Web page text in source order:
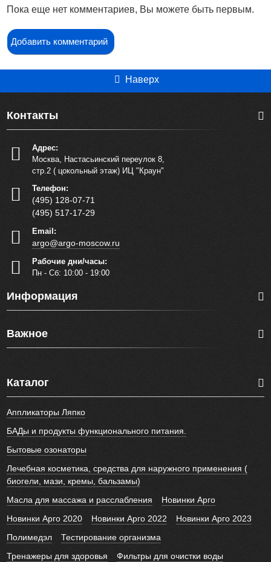
Пока еще нет комментариев, Вы можете быть первым.
Добавить комментарий
Наверх
Контакты
Адрес:
Москва, Настасьинский переулок 8,
стр.2 ( цокольный этаж) ИЦ "Краун"
Телефон:
(495) 128-07-71
(495) 517-17-29
Email:
argo@argo-moscow.ru
Рабочие дни/часы:
Пн - Cб: 10:00 - 19:00
Информация
Важное
Каталог
Аппликаторы Ляпко
БАДы и продукты функционального питания.
Бытовые озонаторы
Лечебная косметика, средства для наружного применения (
биогели, мази, кремы, бальзамы)
Масла для массажа и расслабления
Новинки Арго
Новинки Арго 2020
Новинки Арго 2022
Новинки Арго 2023
Полимедэл
Тестирование организма
Тренажеры для здоровья
Фильтры для очистки воды